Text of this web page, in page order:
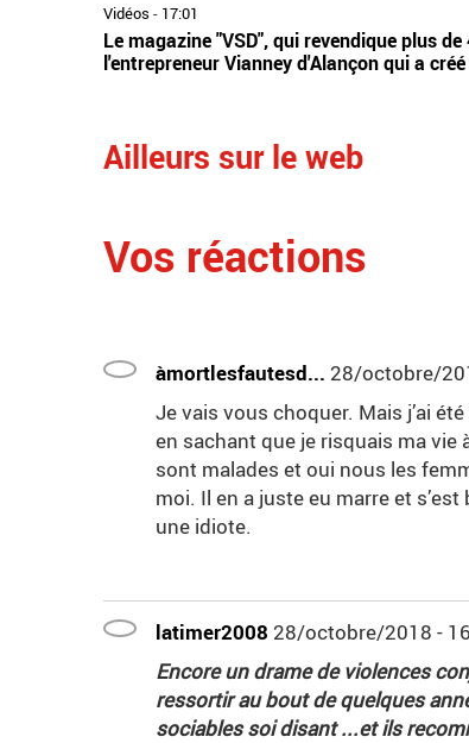
Vidéos - 17:01
Le magazine "VSD", qui revendique plus
l'entrepreneur Vianney d'Alançon qui a
Ailleurs sur le web
Vos réactions
àmortlesfautesd... 28/octobre/
Je vais vous choquer. Mais j’ai
en sachant que je risquais ma vie
sont malades et oui nous les
moi. Il en a juste eu marre et
une idiote.
latimer2008 28/octobre/2018 -
Encore un drame de violences
ressortir au bout de quelques
sociables soi disant ...et ils